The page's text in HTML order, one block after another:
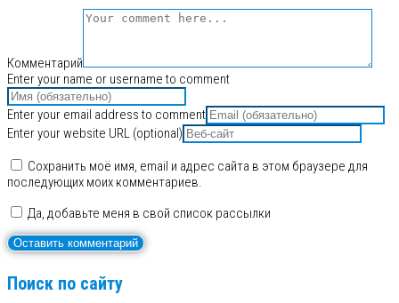
Комментарий
Enter your name or username to comment
Enter your email address to comment
Enter your website URL (optional)
Сохранить моё имя, email и адрес сайта в этом браузере для
последующих моих комментариев.
Да, добавьте меня в свой список рассылки
Поиск по сайту